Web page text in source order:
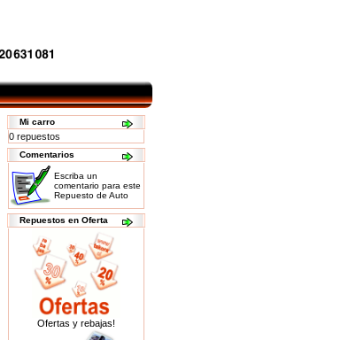
Mi carro
0 repuestos
Comentarios
Escriba un
comentario para este
Repuesto de Auto
Repuestos en Oferta
Ofertas y rebajas!